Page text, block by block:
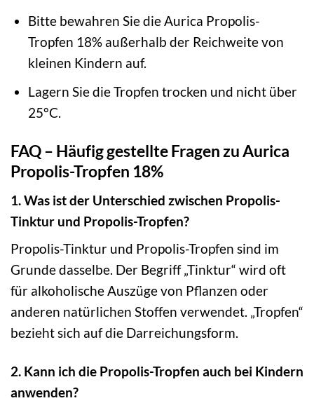
Bitte bewahren Sie die Aurica Propolis-
Tropfen 18% außerhalb der Reichweite von
kleinen Kindern auf.
Lagern Sie die Tropfen trocken und nicht über
25°C.
FAQ – Häufig gestellte Fragen zu Aurica
Propolis-Tropfen 18%
1. Was ist der Unterschied zwischen Propolis-
Tinktur und Propolis-Tropfen?
Propolis-Tinktur und Propolis-Tropfen sind im
Grunde dasselbe. Der Begriff „Tinktur“ wird oft
für alkoholische Auszüge von Pflanzen oder
anderen natürlichen Stoffen verwendet. „Tropfen“
bezieht sich auf die Darreichungsform.
2. Kann ich die Propolis-Tropfen auch bei Kindern
anwenden?